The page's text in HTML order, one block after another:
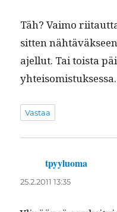
Täh? Vaimo
sit­ten
ajel­lut. Tai toista
yhteisomistuksessa.
Vastaa
tpyyluoma
25.2.2011 13:35